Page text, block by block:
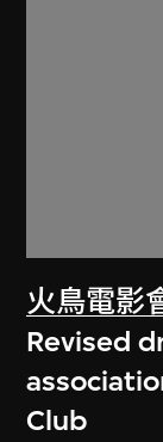
火鳥電影
Revised
Club